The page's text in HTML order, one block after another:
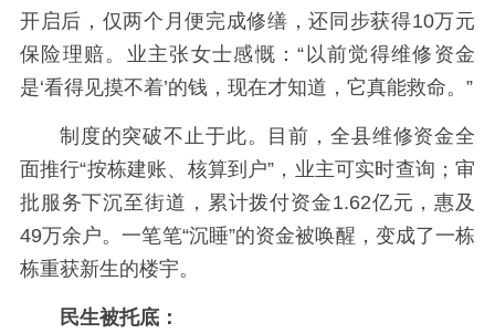
开启后，仅两个月便完成修缮，还同步获得10万元
保险理赔。业主张女士感慨：“以前觉得维修资金
是‘看得见摸不着’的钱，现在才知道，它真能救命。”
制度的突破不止于此。目前，全县维修资金全
面推行“按栋建账、核算到户”，业主可实时查询；审
批服务下沉至街道，累计拨付资金1.62亿元，惠及
49万余户。一笔笔“沉睡”的资金被唤醒，变成了一栋
栋重获新生的楼宇。
民生被托底：